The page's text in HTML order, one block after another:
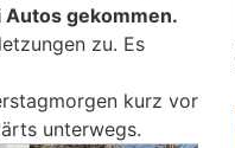
gekommen.
zu. Es
kurz vor
unterwegs.